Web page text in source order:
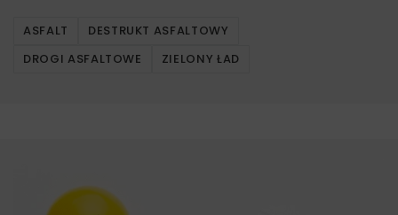
ASFALT
DESTRUKT ASFALTOWY
DROGI ASFALTOWE
ZIELONY ŁAD